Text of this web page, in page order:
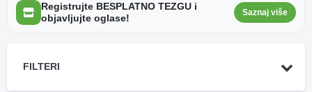
Registrujte BESPLATNO TEZGU i
objavljujte oglase!
Saznaj više
FILTERI